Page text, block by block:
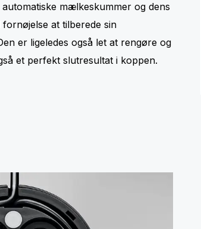
automatiske mælkeskummer og dens
at tilberede sin
er ligeledes også let at rengøre og
et perfekt slutresultat i koppen.